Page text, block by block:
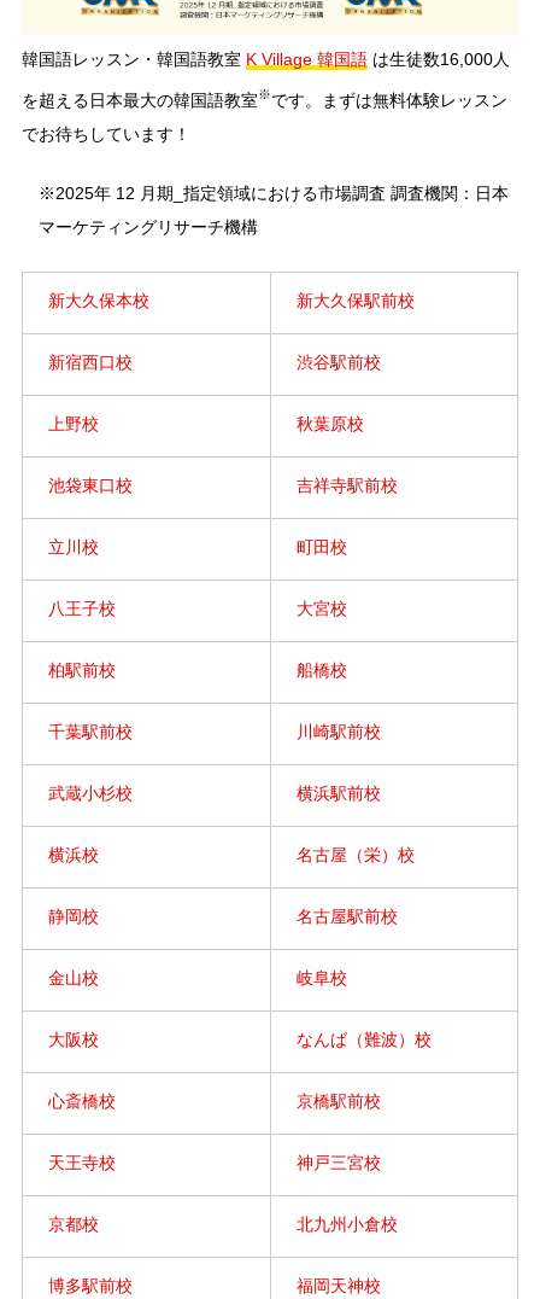
韓国語レッスン・韓国語教室 K Village 韓国語は生徒数16,000人
を超える日本最大の韓国語教室※です。まずは無料体験レッスン
でお待ちしています！
※2025年 12 月期_指定領域における市場調査 調査機関：日本
マーケティングリサーチ機構
新大久保本校 新大久保駅前校
新宿西口校 渋谷駅前校
上野校 秋葉原校
池袋東口校 吉祥寺駅前校
立川校 町田校
八王子校 大宮校
柏駅前校 船橋校
千葉駅前校 川崎駅前校
武蔵小杉校 横浜駅前校
横浜校 名古屋（栄）校
静岡校 名古屋駅前校
金山校 岐阜校
大阪校 なんば（難波）校
心斎橋校 京橋駅前校
天王寺校 神戸三宮校
京都校 北九州小倉校
博多駅前校 福岡天神校